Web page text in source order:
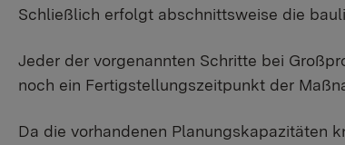
Schließlich erfolgt abschnittsweise die
Jeder der vorgenannten Schritte bei
noch ein Fertigstellungszeitpunkt der
Da die vorhandenen Planungskapazitäten